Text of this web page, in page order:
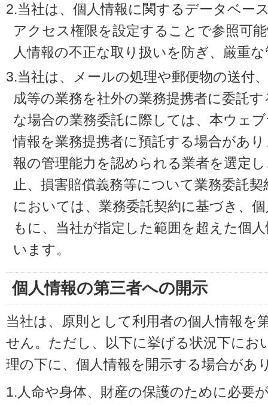
2.当社は、個人情報に関するデータベー
アクセス権限を設定することで参照可
人情報の不正な取り扱いを防ぎ、厳重
3.当社は、メールの処理や郵便物の送付
成等の業務を社外の業務提携者に委託
な場合の業務委託に際しては、本ウェ
情報を業務提携者に預託する場合があ
報の管理能力を認められる業者を選定
止、損害賠償義務等について業務委託
においては、業務委託契約に基づき、
もに、当社が指定した範囲を超えた個
います。
個人情報の第三者への開示
当社は、原則として利用者の個人情報を
せん。ただし、以下に挙げる状況下にお
理の下に、個人情報を開示する場合があ
1.人命や身体、財産の保護のために必要